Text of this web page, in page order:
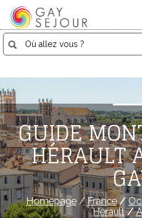
GUIDE
HÉRAULT
Homepage/France/
Hérault/